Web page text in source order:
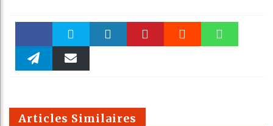
Faceboo Twitter
m
Articles Similaires